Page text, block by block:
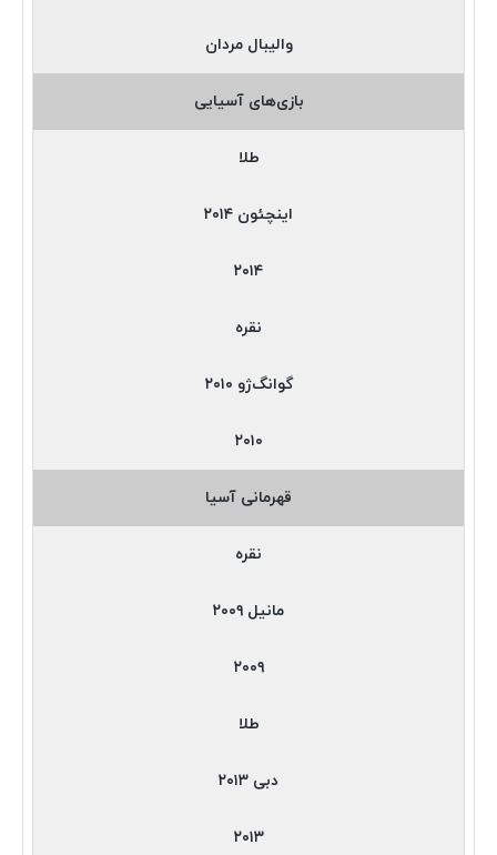
والیبال مردان
بازی‌های آسیایی
طلا
اینچئون ۲۰۱۴
۲۰۱۴
نقره
گوانگ‌ژو ۲۰۱۰
۲۰۱۰
قهرمانی آسیا
نقره
مانیل ۲۰۰۹
۲۰۰۹
طلا
دبی ۲۰۱۳
۲۰۱۳